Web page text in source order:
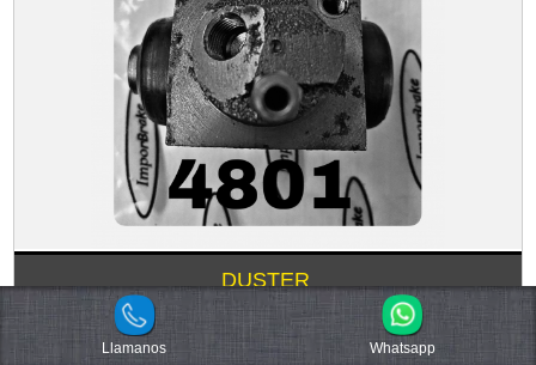
Llamanos Whatsapp
DUSTER
Medida: 3/4"